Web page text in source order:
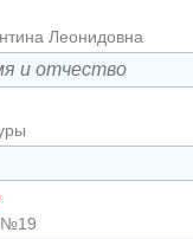
Леонидовна
№19